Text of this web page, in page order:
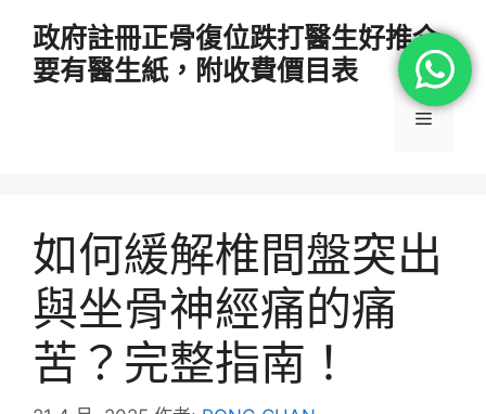
政府註冊正骨復位跌打醫生好推介
要有醫生紙，附收費價目表
選
如何緩解椎間盤突出
與坐骨神經痛的痛
苦？完整指南！